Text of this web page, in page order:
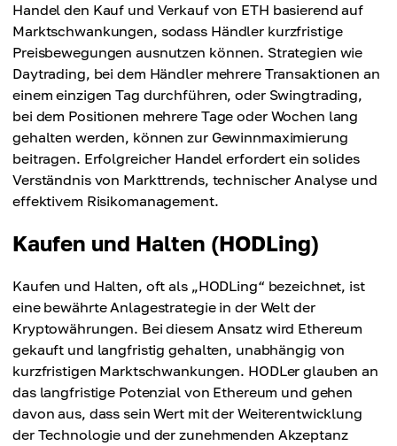
Handel den Kauf und Verkauf von ETH basierend auf
Marktschwankungen, sodass Händler kurzfristige
Preisbewegungen ausnutzen können. Strategien wie
Daytrading, bei dem Händler mehrere Transaktionen an
einem einzigen Tag durchführen, oder Swingtrading,
bei dem Positionen mehrere Tage oder Wochen lang
gehalten werden, können zur Gewinnmaximierung
beitragen. Erfolgreicher Handel erfordert ein solides
Verständnis von Markttrends, technischer Analyse und
effektivem Risikomanagement.
Kaufen und Halten (HODLing)
Kaufen und Halten, oft als „HODLing“ bezeichnet, ist
eine bewährte Anlagestrategie in der Welt der
Kryptowährungen. Bei diesem Ansatz wird Ethereum
gekauft und langfristig gehalten, unabhängig von
kurzfristigen Marktschwankungen. HODLer glauben an
das langfristige Potenzial von Ethereum und gehen
davon aus, dass sein Wert mit der Weiterentwicklung
der Technologie und der zunehmenden Akzeptanz